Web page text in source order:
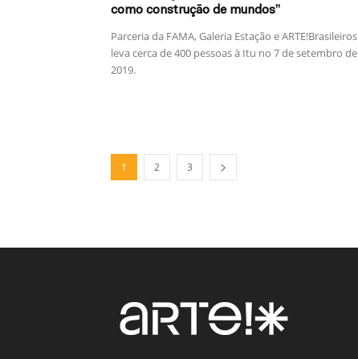
como construção de mundos”
Parceria da FAMA, Galeria Estação e ARTE!Brasileiros
leva cerca de 400 pessoas à Itu no 7 de setembro de
2019.
1 2 3